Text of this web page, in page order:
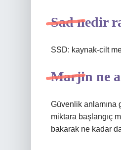
Sad nedir
SSD: kaynak-cilt
Marjin ne
Güvenlik anlamına
miktara başlangıç
bakarak ne kadar